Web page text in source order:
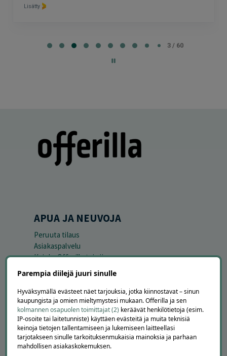
Lisätty
3 / 60
APUA JA NEUVOJA
Peruuta tilaus
Asiakaspalvelu
Kuinka Offerilla toimii
Usein kysytyt kysymykset
Suosittele Offerillaa
TUTUSTU MEIHIN
Tietoa meistä
Ajankohtaista
Tilaa uutiskirje
Avoimet työpaikat
Parempia diilejä juuri sinulle
Hyväksymällä evästeet näet tarjouksia, jotka kiinnostavat – sinun
kaupungista ja omien mieltymystesi mukaan. Offerilla ja sen
kolmannen osapuolen toimittajat (2) keräävät henkilötietoja (esim.
IP-osoite tai laitetunniste) käyttäen evästeitä ja muita teknisiä
keinoja tietojen tallentamiseen ja lukemiseen laitteellasi
tarjotakseen sinulle tarkoituksenmukaisia mainoksia ja parhaan
mahdollisen asiakaskokemuksen.